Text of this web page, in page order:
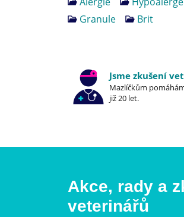
Granule
Brit
Jsme zkušení
Mazlíčkům
již 20 let.
Akce, rady a
veterinářů